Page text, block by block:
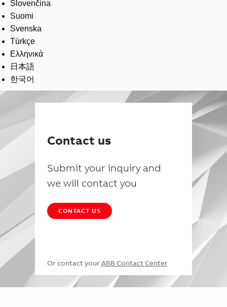
Slovenčina
Suomi
Svenska
Türkçe
Ελληνικά
日本語
한국어
Contact us
Submit your inquiry and
we will contact you
CONTACT US
Or contact your ABB Contact Center